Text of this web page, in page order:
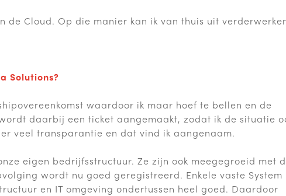
de Cloud. Op die manier kan ik van thuis uit
Solutions?
waardoor ik maar hoef te bellen en de
daarbij een ticket aangemaakt, zodat ik de situatie
veel transparantie en dat vind ik aangenaam.
eigen bedrijfsstructuur. Ze zijn ook meegegroeid met
wordt nu goed geregistreerd. Enkele vaste System
en IT omgeving ondertussen heel goed. Daardoor